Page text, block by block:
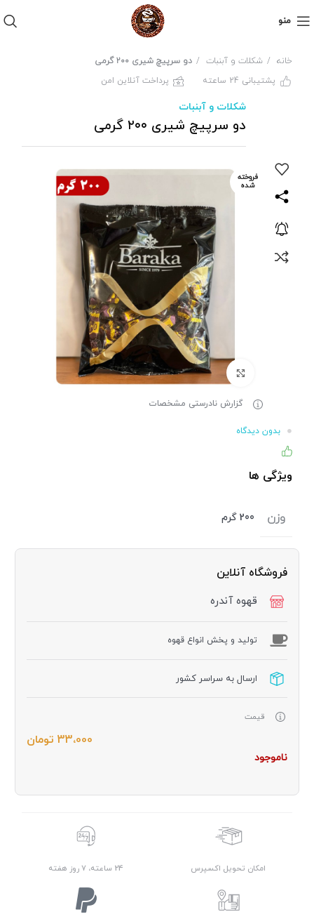
منو
خانه شکلات و آبنبات
دو سرپیچ شیری ۲۰۰ گرمی
پشتیبانی 24 ساعته
پرداخت آنلاین امن
شکلات و آبنبات
دو سرپیچ شیری ۲۰۰ گرمی
فروخته
شده
برای بزرگنمایی کلیک کنید
گزارش نادرستی مشخصات
بدون دیدگاه
ویژگی ها
وزن 200 گرم
فروشگاه آنلاین
قهوه آندره
توليد و پخش انواع قهوه
ارسال به سراسر کشور
قیمت
33،000 تومان
ناموجود
امکان تحویل اکسپرس 24 ساعته، 7 روز هفته